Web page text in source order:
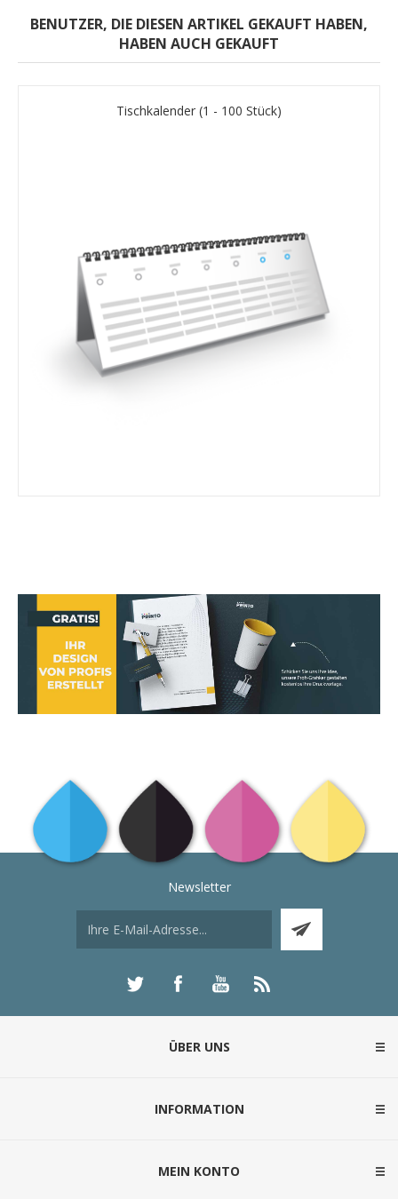
BENUTZER, DIE DIESEN ARTIKEL GEKAUFT HABEN,
HABEN AUCH GEKAUFT
Tischkalender (1 - 100 Stück)
Newsletter
ÜBER UNS
INFORMATION
MEIN KONTO